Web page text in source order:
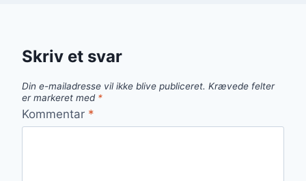
Skriv et svar
Din e-mailadresse vil ikke blive publiceret. Krævede felter
er markeret med *
Kommentar *